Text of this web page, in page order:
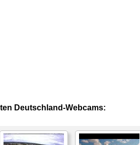
Deutschland-Webcams: